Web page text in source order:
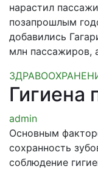
нарастил
позапрошлым
добавились
млн пассажиров,
Гигиена
admin
Основным
сохранность
соблюдение